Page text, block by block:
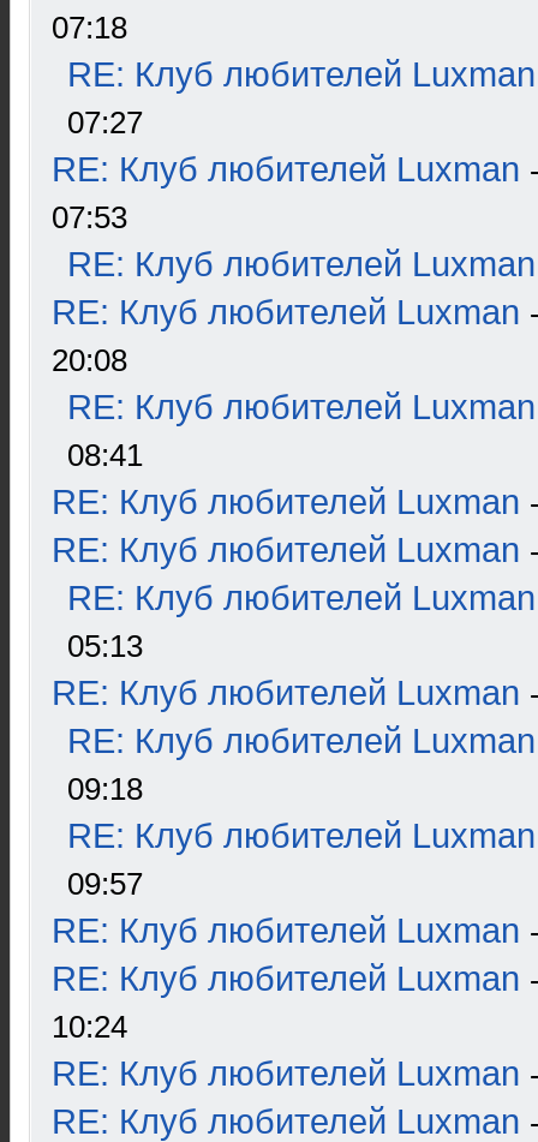
07:18
RE: Клуб любителей Luxman
07:27
RE: Клуб любителей Luxman
07:53
RE: Клуб любителей Luxman
RE: Клуб любителей Luxman
20:08
RE: Клуб любителей Luxman
08:41
RE: Клуб любителей Luxman
RE: Клуб любителей Luxman
RE: Клуб любителей Luxman
05:13
RE: Клуб любителей Luxman
RE: Клуб любителей Luxman
09:18
RE: Клуб любителей Luxman
09:57
RE: Клуб любителей Luxman
RE: Клуб любителей Luxman
10:24
RE: Клуб любителей Luxman
RE: Клуб любителей Luxman